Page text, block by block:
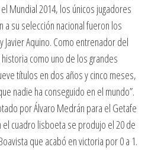
Mundial 2014, los únicos jugadores
su selección nacional fueron los
Javier Aquino. Como entrenador del
como uno de los grandes
títulos en dos años y cinco meses,
nadie ha conseguido en el mundo”.
por Álvaro Medrán para el Getafe
el cuadro lisboeta se produjo el 20 de
que acabó en victoria por 0 a 1.